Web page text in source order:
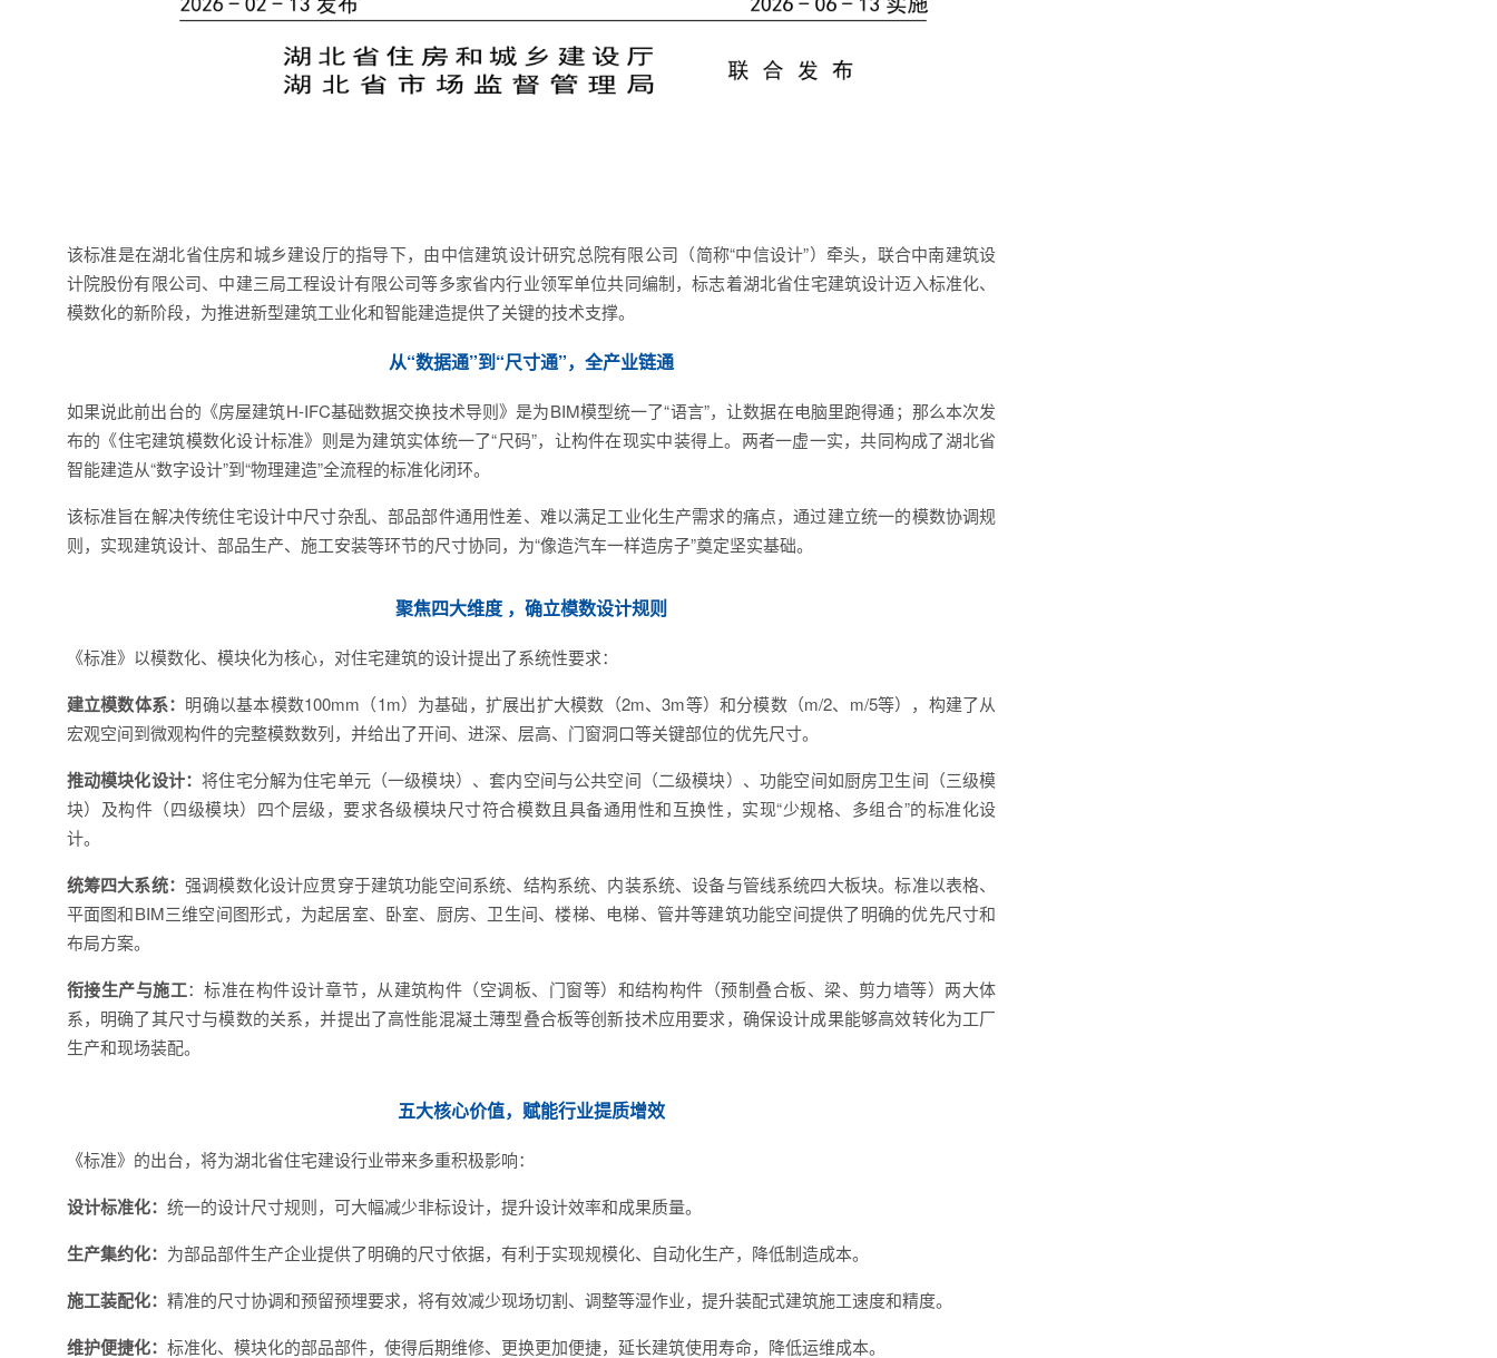
该标准是在湖北省住房和城乡建设厅的指导下，由中信建筑设计研究总院有限公司（简称“中信设计”）牵头，联合中南建筑设
计院股份有限公司、 中建三局工程设计有限公司等多家省内行业领军单位共同编制，标志着湖北省住宅建筑设计迈入标准化、
模数化的新阶段，为推进新型建筑工业化和智能建造提供了关键的技术支撑。
从“数据通”到“尺寸通”， 全产业链通
如果说此前出台的《房屋建筑H-IFC基础数据交换技术导则》是为BIM模型统一了“语言”，让数据在电脑里跑得通；那么本次发
布的《住宅建筑模数化设计标准》则是为建筑实体统一了“尺码”，让构件在现实中装得上。两者一虚一实，共同构成了湖北省
智能建造从“数字设计”到“物理建造”全流程的标准化闭环。
该标准旨在解决传统住宅设计中尺寸杂乱、部品部件通用性差、难以满足工业化生产需求的痛点，通过建立统一的模数协调规
则，实现建筑设计、部品生产、施工安装等环节的尺寸协同，为“像造汽车一样造房子”奠定坚实基础。
聚焦四大维度 ， 确立模数设计规则
《标准》以模数化、模块化为核心，对住宅建筑的设计提出了系统性要求：
建立模数体系： 明确以基本模数100mm（1m）为基础，扩展出扩大模数（2m、3m等）和分模数（m/2、m/5等），构建了从
宏观空间到微观构件的完整模数数列，并给出了开间、进深、层高、门窗洞口等关键部位的优先尺寸。
推动模块化设计：将住宅分解为住宅单元（一级模块）、套内空间与公共空间（二级模块）、功能空间如厨房卫生间（三级模
块）及构件（四级模块）四个层级，要求各级模块尺寸符合模数且具备通用性和互换性，实现“少规格、多组合”的标准化设
计。
统筹四大系统： 强调模数化设计应贯穿于建筑功能空间系统、结构系统、内装系统、设备与管线系统四大板块。标准以表格、
平面图和BIM三维空间图形式，为起居室、卧室、厨房、卫生间、楼梯、电梯、管井等建筑功能空间提供了明确的优先尺寸和
布局方案。
衔接生产与施工：标准在构件设计章节，从建筑构件（空调板、门窗等）和结构构件（预制叠合板、梁、剪力墙等）两大体
系，明确了其尺寸与模数的关系，并提出了高性能混凝土薄型叠合板等创新技术应用要求，确保设计成果能够高效转化为工厂
生产和现场装配。
五大核心价值， 赋能行业提质增效
《标准》的出台，将为湖北省住宅建设行业带来多重积极影响：
设计标准化： 统一的设计尺寸规则，可大幅减少非标设计，提升设计效率和成果质量。
生产集约化： 为部品部件生产企业提供了明确的尺寸依据，有利于实现规模化、自动化生产，降低制造成本。
施工装配化： 精准的尺寸协调和预留预埋要求，将有效减少现场切割、调整等湿作业，提升装配式建筑施工速度和精度。
维护便捷化： 标准化、模块化的部品部件，使得后期维修、更换更加便捷，延长建筑使用寿命，降低运维成本。